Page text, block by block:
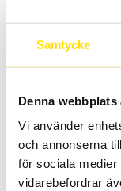
Samtycke
Denna
Vi använder
och annonserna
för sociala
vidarebefordrar
505.00kr